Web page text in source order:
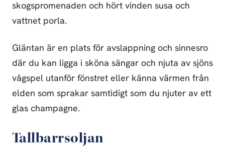
skogspromenaden och hört vinden susa och
vattnet porla.
Gläntan är en plats för avslappning och sinnesro
där du kan ligga i sköna sängar och njuta av sjöns
vågspel utanför fönstret eller känna värmen från
elden som sprakar samtidigt som du njuter av ett
glas champagne.
Tallbarrsoljan